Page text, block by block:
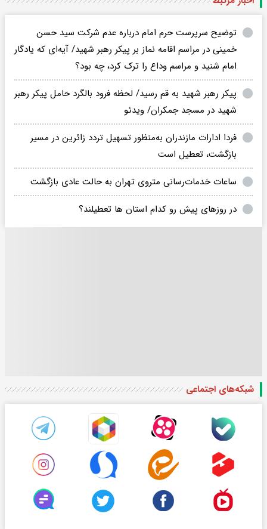
توضیح سرپرست حرم امام درباره عدم شرکت سید حسن
خمینی در مراسم اقامه نماز بر پیکر رهبر شهید/ آیه‌ای که یادگار
امام شنید و مراسم وداع را ترک کرد، چه بود؟
پیکر رهبر شهید به قم رسید/ لحظه فرود بالگرد حامل پیکر رهبر
شهید در مسجد جمکران/ ویدئو
فردا ادارات مازندران به‌منظور تسهیل تردد زائرین در مسیر
بازگشت، تعطیل است
ساعات خدمات‌رسانی متروی تهران به حالت عادی بازگشت
در روزهای پیش رو کدام استان ها تعطیلند؟
شبکه‌های اجتماعی